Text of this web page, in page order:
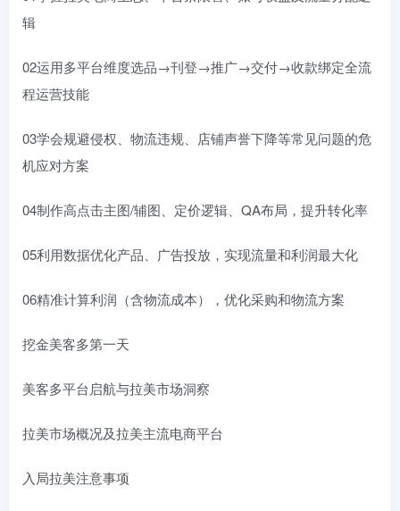
辑
02运用多平台维度选品→刊登→推广→交付→收款绑定全流
程运营技能
03学会规避侵权、物流违规、店铺声誉下降等常见问题的危
机应对方案
04制作高点击主图/辅图、定价逻辑、QA布局，提升转化率
05利用数据优化产品、广告投放，实现流量和利润最大化
06精准计算利润（含物流成本），优化采购和物流方案
挖金美客多第一天
美客多平台启航与拉美市场洞察
拉美市场概况及拉美主流电商平台
入局拉美注意事项